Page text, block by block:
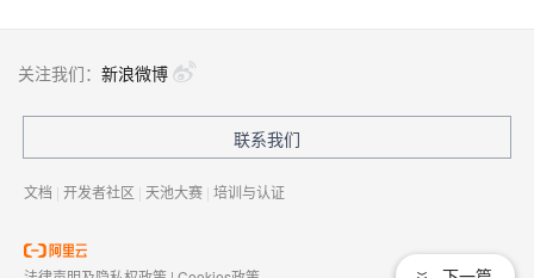
关注我们： 新浪微博
联系我们
文档 | 开发者社区 | 天池大赛 | 培训与认证